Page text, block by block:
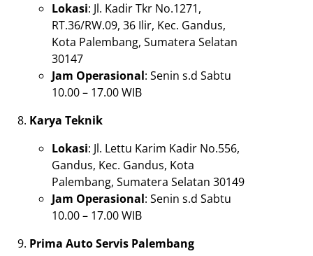
Lokasi: Jl. Kadir Tkr No.1271,
RT.36/RW.09, 36 Ilir, Kec. Gandus,
Kota Palembang, Sumatera Selatan
30147
Jam Operasional: Senin s.d Sabtu
10.00 – 17.00 WIB
Karya Teknik
Lokasi: Jl. Lettu Karim Kadir No.556,
Gandus, Kec. Gandus, Kota
Palembang, Sumatera Selatan 30149
Jam Operasional: Senin s.d Sabtu
10.00 – 17.00 WIB
Prima Auto Servis Palembang